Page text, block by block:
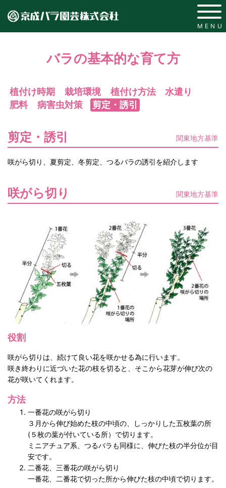
MENU
バラの基本的な育て方
植付け時期 栽培環境 植付け方法
水遣り
肥料
病害虫対策 剪定・誘引
剪定・誘引 関東地方基準
咲がら切り、夏剪定、冬剪定、つるバラの誘引を紹介します
咲がら切り 関東地方基準
役割
咲がら切りは、続けて良い花を咲かせる為に行います。
咲き終わりに近づいた花の枝を切ると、そこから花芽が伸び次の
花が咲いてくれます。
方法
一番花の咲がら切り
３月から伸び始めた枝の中頃の、しっかりした五枚葉の所
(５枚の葉が付いている所）で切ります。
ミニアチュア系、つるバラも同様に、伸びた枝の半分位が目
安です。
二番花、三番花の咲がら切り
一番花、二番花で切った所から伸びた枝の中頃で切ります。